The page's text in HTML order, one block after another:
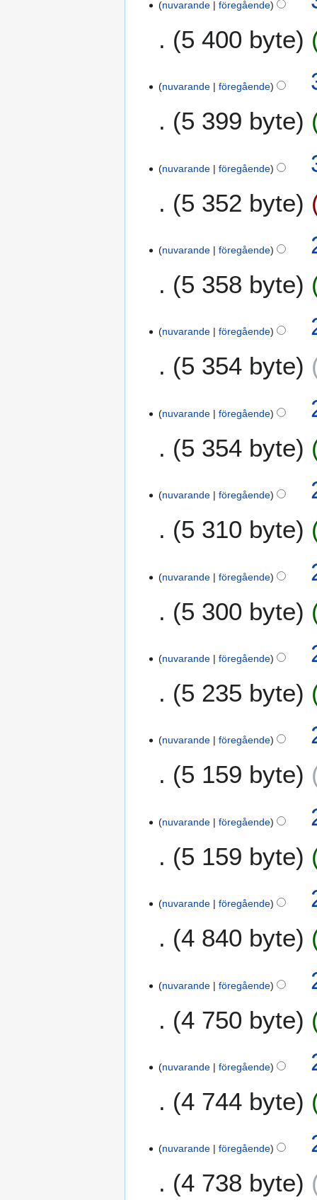
nuvarande föregående
5 400 byte
nuvarande föregående
5 399 byte
n
n
d
g
i
a
a
f
t
n
nuvarande föregående
5 352 byte
nuvarande föregående
5 358 byte
nuvarande föregående
5 354 byte
nuvarande föregående
5 354 byte
nuvarande föregående
5 310 byte
nuvarande föregående
5 300 byte
nuvarande föregående
5 235 byte
nuvarande föregående
5 159 byte
nuvarande föregående
5 159 byte
nuvarande föregående
4 840 byte
nuvarande föregående
4 750 byte
nuvarande föregående
4 744 byte
nuvarande föregående
4 738 byte